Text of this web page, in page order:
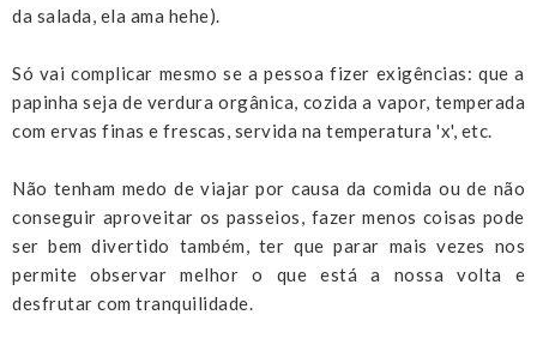
da salada, ela ama hehe).
Só vai complicar mesmo se a pessoa fizer exigências: que a
papinha seja de verdura orgânica, cozida a vapor, temperada
com ervas finas e frescas, servida na temperatura 'x', etc.
Não tenham medo de viajar por causa da comida ou de não
conseguir aproveitar os passeios, fazer menos coisas pode
ser bem divertido também, ter que parar mais vezes nos
permite observar melhor o que está a nossa volta e
desfrutar com tranquilidade.